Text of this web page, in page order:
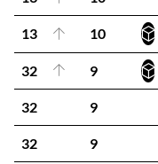
13 10
32 9
32 9
32 9